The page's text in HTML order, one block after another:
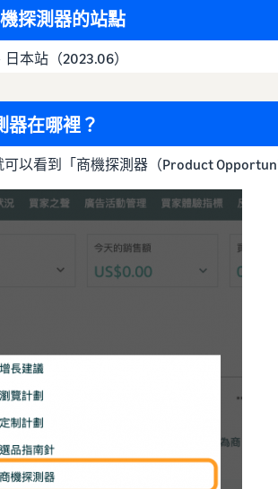
探測器的站點
本站（2023.06）
器在哪裡？
以看到「商機探測器（Product